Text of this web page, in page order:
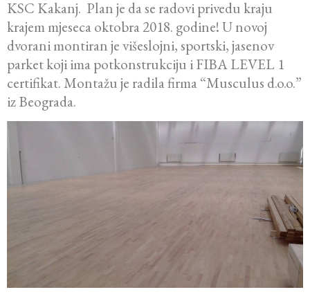
KSC Kakanj. Plan je da se radovi privedu kraju
krajem mjeseca oktobra 2018. godine! U novoj
dvorani montiran je višeslojni, sportski, jasenov
parket koji ima potkonstrukciju i FIBA LEVEL 1
certifikat. Montažu je radila firma “Musculus d.o.o.”
iz Beograda.